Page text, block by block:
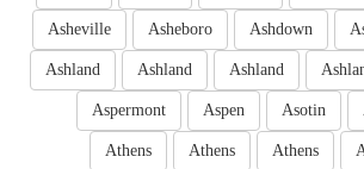
Ashdown
Asheboro
Asheville
Ashland
Ashland
Ashland
Asotin
Aspen
Aspermont
Athens
Athens
Athens